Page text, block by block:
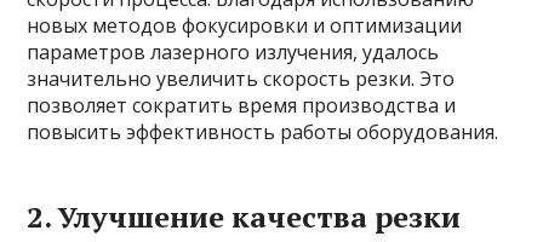
новых методов фокусировки и оптимизации
параметров лазерного излучения, удалось
значительно увеличить скорость резки. Это
позволяет сократить время производства и
повысить эффективность работы оборудования.
2. Улучшение качества резки